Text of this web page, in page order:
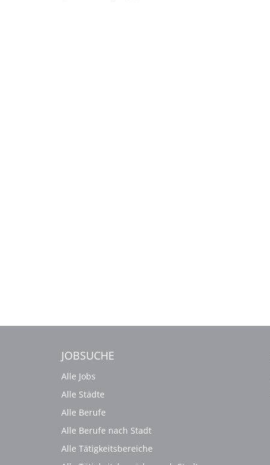
JOBSUCHE
Alle Jobs
Alle Städte
Alle Berufe
Alle Berufe nach Stadt
Alle Tätigkeitsbereiche